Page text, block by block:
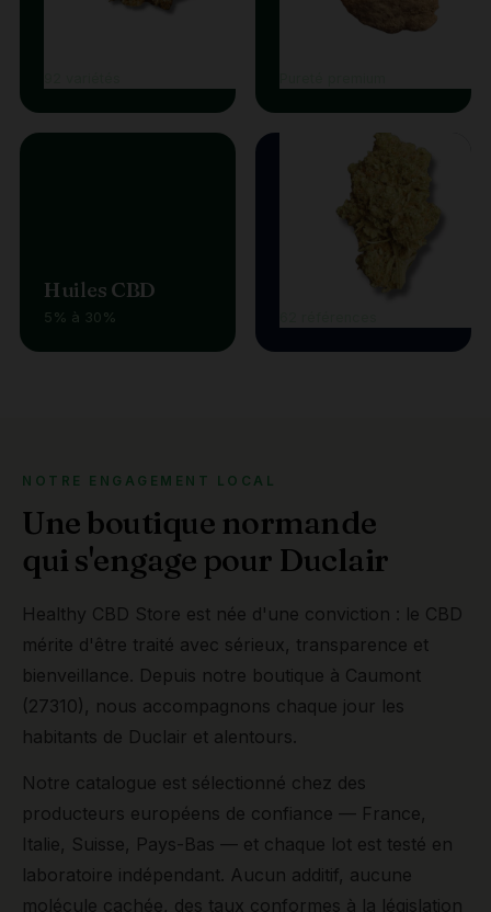
Huiles CBD
5% à 30%
NOTRE ENGAGEMENT LOCAL
Une boutique normande
qui s'engage pour Duclair
Healthy CBD Store est née d'une conviction : le CBD
mérite d'être traité avec sérieux, transparence et
bienveillance. Depuis notre boutique à Caumont
(27310), nous accompagnons chaque jour les
habitants de Duclair et alentours.
Notre catalogue est sélectionné chez des
producteurs européens de confiance — France,
Italie, Suisse, Pays-Bas — et chaque lot est testé en
laboratoire indépendant. Aucun additif, aucune
molécule cachée, des taux conformes à la législation